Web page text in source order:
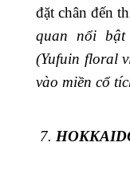
đặt chân đến
quan nổi
(Yufuin floral
vào miền cổ
7.